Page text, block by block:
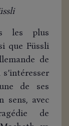
les plus
que Füssli
de
de ses
sens, avec
de